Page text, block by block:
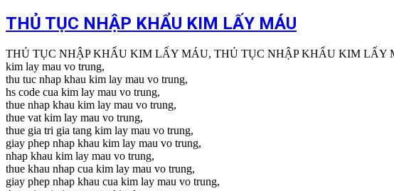
THỦ TỤC NHẬP KHẨU KIM LẤY MÁU
THỦ TỤC NHẬP KHẨU KIM LẤY MÁU, THỦ TỤC NHẬP KHẨU KIM LẤY
kim lay mau vo trung,
thu tuc nhap khau kim lay mau vo trung,
hs code cua kim lay mau vo trung,
thue nhap khau kim lay mau vo trung,
thue vat kim lay mau vo trung,
thue gia tri gia tang kim lay mau vo trung,
giay phep nhap khau kim lay mau vo trung,
nhap khau kim lay mau vo trung,
thue khau nhap cua kim lay mau vo trung,
giay phep nhap khau cua kim lay mau vo trung,